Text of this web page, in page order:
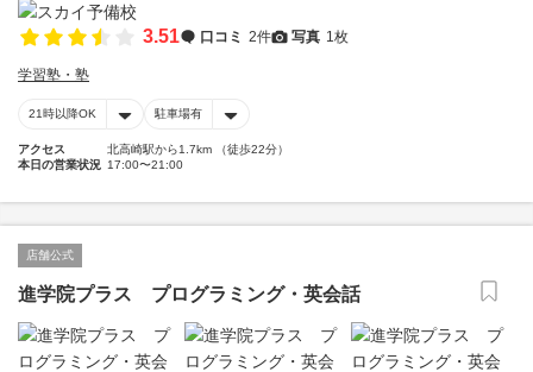
3.51 口コミ 2件 写真 1枚
学習塾・塾
21時以降OK 駐車場有
アクセス
北高崎駅から1.7km （徒歩22分）
本日の営業状況 17:00〜21:00
店舗公式
進学院プラス プログラミング・英会話